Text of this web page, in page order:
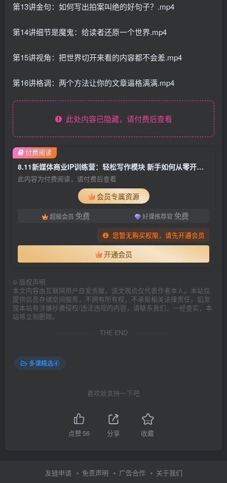
第13讲金句：如何写出拍案叫绝的好句子？.mp4
第14讲细节是魔鬼：给读者还原一个世界.mp4
第15讲视角：把世界切开来看的内容都不会差.mp4
第16讲格调：两个方法让你的文章逼格满满.mp4
此处内容已隐藏，请付费后查看
8.11新媒体商业IP训练营：轻松写作模块 新手如何从零开始写作
此内容为付费阅读，请付费后查看
会员专属资源
超级会员 免费 好课推荐官 免费
您暂无购买权限，请先开通会员
开通会员
付费阅读
© 版权声明
本文内容由互联网用户自发贡献，该文观点仅代表作者本人。本站仅
提供信息存储空间服务，不拥有所有权，不承担相关法律责任。如发
现本站有涉嫌抄袭侵权/违法违规的内容，请联系我们，一经查实，本
站将立刻删除。
THE END
多课精选④
喜欢就支持一下吧
点赞 56 分享 收藏
友链申请 免责声明 广告合作 关于我们